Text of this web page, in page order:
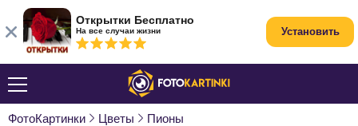
ФотоКартинки Цветы Пионы
Открытки Бесплатно
На все случаи жизни Установить